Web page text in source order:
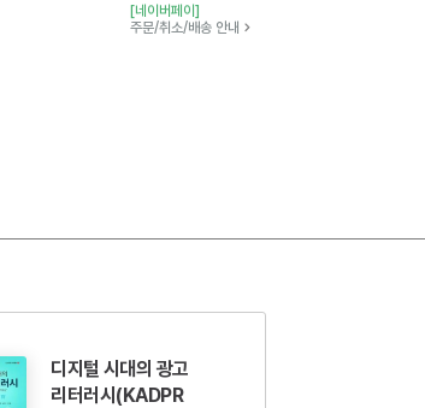
[네이버페이]
주문/취소/배송 안내
디지털 시대의 광고
리터러시(KADPR